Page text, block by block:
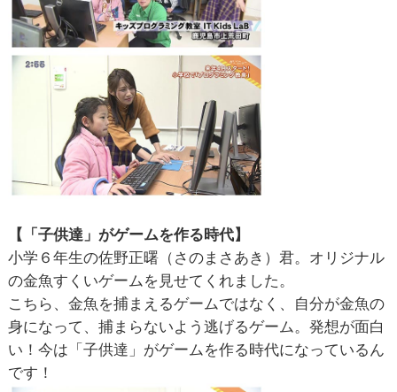
【「子供達」がゲームを作る時代】
小学６年生の佐野正曙（さのまさあき）君。オリジナル
の金魚すくいゲームを見せてくれました。
こちら、金魚を捕まえるゲームではなく、自分が金魚の
身になって、捕まらないよう逃げるゲーム。発想が面白
い！今は「子供達」がゲームを作る時代になっているん
です！